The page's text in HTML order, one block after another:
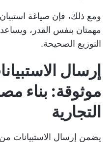
ومع ذلك، فإن صياغة
مهمتان بنفس القدر،
التوزيع الصحيحة.
إرسال
موثوقة: بناء
التجارية
يضمن إرسال الاستبيانات